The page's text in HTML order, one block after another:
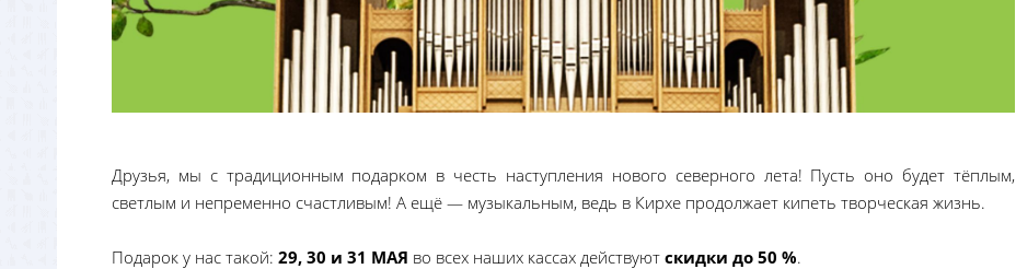
Друзья, мы с традиционным подарком в честь наступления нового северного лета! Пусть оно будет тёплым,
светлым и непременно счастливым! А ещё — музыкальным, ведь в Кирхе продолжает кипеть творческая жизнь.
Подарок у нас такой: 29, 30 и 31 МАЯ во всех наших кассах действуют скидки до 50 %.